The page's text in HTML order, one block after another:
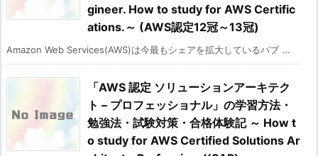
gineer. How to study for AWS Certific
ations.～ (AWS認定12冠～13冠)
Amazon Web Services(AWS)は今最もシェアを拡大しているパブ ...
「AWS 認定 ソリューションアーキテク
ト – プロフェッショナル」の学習方法・
勉強法・試験対策・合格体験記 ～ How t
o study for AWS Certified Solutions Ar